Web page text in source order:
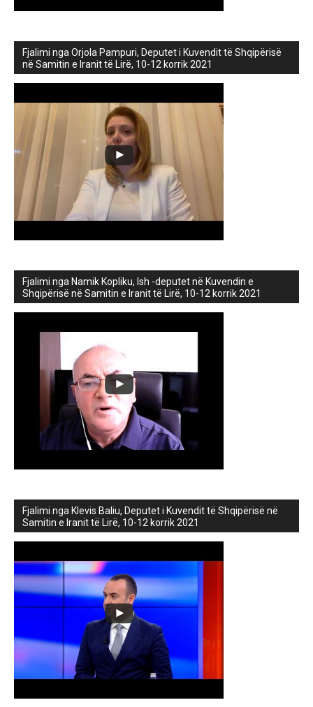
Fjalimi nga Orjola Pampuri, Deputet i Kuvendit të Shqipërisë
në Samitin e Iranit të Lirë, 10-12 korrik 2021
Fjalimi nga Namik Kopliku, Ish -deputet në Kuvendin e
Shqipërisë në Samitin e Iranit të Lirë, 10-12 korrik 2021
Fjalimi nga Klevis Baliu, Deputet i Kuvendit të Shqipërisë në
Samitin e Iranit të Lirë, 10-12 korrik 2021